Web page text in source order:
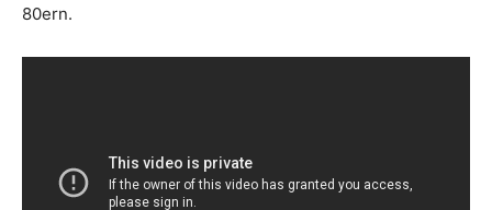
80ern.